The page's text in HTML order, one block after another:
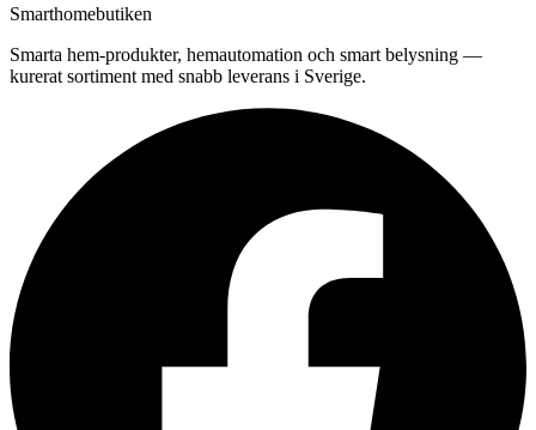
Smarthomebutiken
Smarta hem-produkter, hemautomation och smart belysning —
kurerat sortiment med snabb leverans i Sverige.